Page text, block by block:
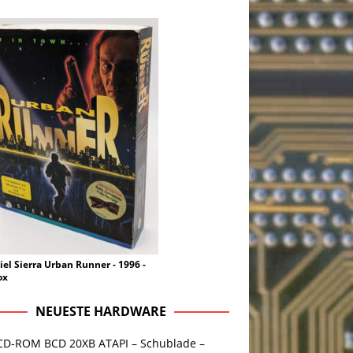
Sierra Urban Runner - 1996 -
NEUESTE HARDWARE
ROM BCD 20XB ATAPI – Schublade –